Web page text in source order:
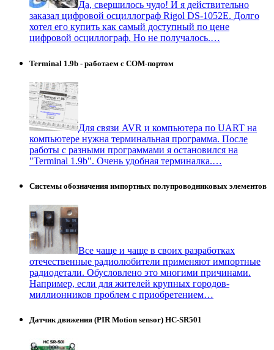
Да, свершилось чудо! И я действительно
заказал цифровой осциллограф Rigol DS-1052E. Долго
хотел его купить как самый доступный по цене
цифровой осциллограф. Но не получалось.…
Terminal 1.9b - работаем с COM-портом
Для связи AVR и компьютера по UART на
компьютере нужна терминальная программа. После
работы с разными программами я остановился на
"Terminal 1.9b". Очень удобная терминалка.…
Системы обозначения импортных полупроводниковых элементов
Все чаще и чаще в своих разработках
отечественные радиолюбители применяют импортные
радиодетали. Обусловлено это многими причинами.
Например, если для жителей крупных городов-
миллионников проблем с приобретением…
Датчик движения (PIR Motion sensor) HC-SR501